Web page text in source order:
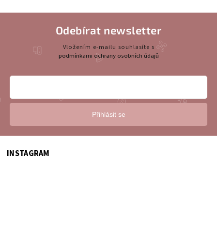
INSTAGRAM
Odebírat newsletter
Vložením e-mailu souhlasíte s
podmínkami ochrany osobních údajů
Přihlásit se